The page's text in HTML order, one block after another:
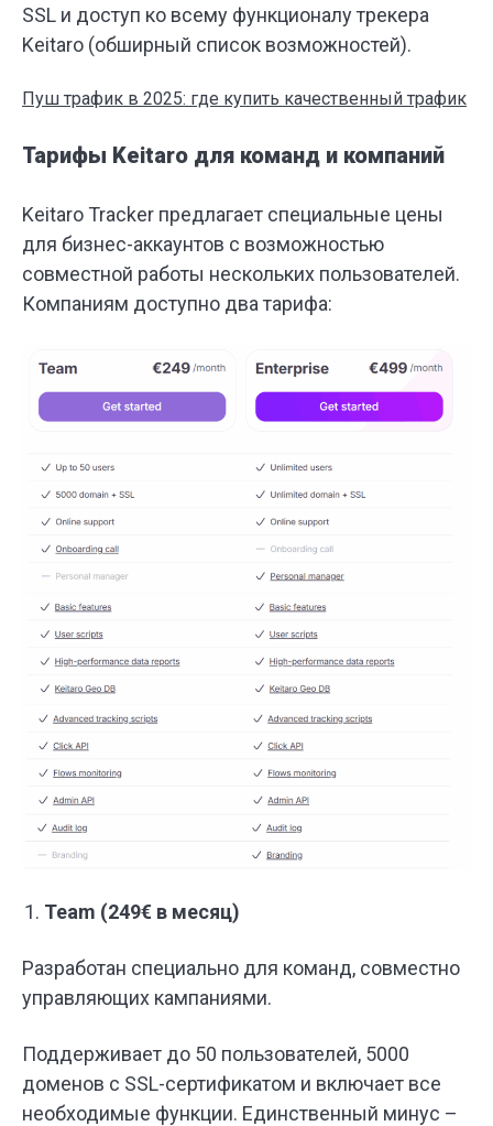
SSL и доступ ко всему функционалу трекера
Keitaro (обширный список возможностей).
Пуш трафик в 2025: где купить качественный трафик
Тарифы Keitaro для команд и компаний
Keitaro Tracker предлагает специальные цены
для бизнес-аккаунтов с возможностью
совместной работы нескольких пользователей.
Компаниям доступно два тарифа:
Team (249€ в месяц)
Разработан специально для команд, совместно
управляющих кампаниями.
Поддерживает до 50 пользователей, 5000
доменов с SSL-сертификатом и включает все
необходимые функции. Единственный минус –